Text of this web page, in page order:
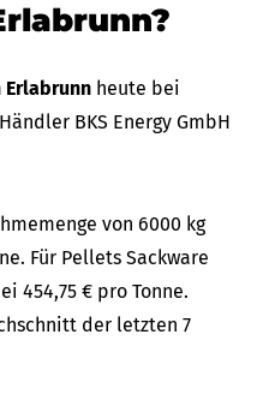
heute bei
BKS Energy GmbH
von 6000 kg
Für Pellets Sackware
454,75 € pro Tonne.
der letzten 7